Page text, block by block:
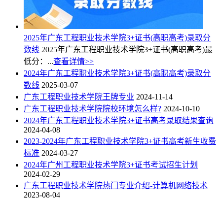
2025年广东工程职业技术学院3+证书(高职高考)录取分
数线 2025年广东工程职业技术学院3+证书(高职高考)最
低分：...查看详情>>
2024年广东工程职业技术学院3+证书(高职高考)录取分
数线 2025-03-07
广东工程职业技术学院王牌专业 2024-11-14
广东工程职业技术学院院校环境怎么样? 2024-10-10
2024年广东工程职业技术学院3+证书高考录取结果查询
2024-04-08
2023-2024年广东工程职业技术学院3+证书高考新生收费
标准 2024-03-27
2024年广州工程职业技术学院3+证书考试招生计划
2024-02-29
广东工程职业技术学院热门专业介绍-计算机网络技术
2023-08-04